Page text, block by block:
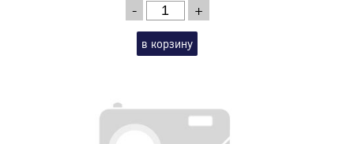
- +
в корзину